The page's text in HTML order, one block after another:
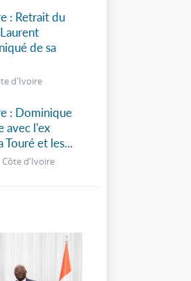
: Retrait du
de sa
d'Ivoire
: Dominique
avec l'ex
Touré et les...
Côte d'Ivoire